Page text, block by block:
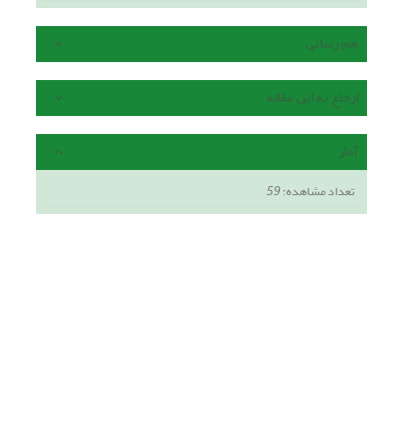
هم رسانی
ارجاع به این مقاله
آمار
تعداد مشاهده:59